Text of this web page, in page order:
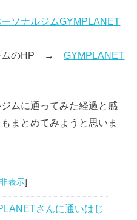
ソナルジムGYMPLANET
ジムのHP →GYMPLANET
ムに通ってみた経過と感
まとめてみようと思いま
非表示]
さんに通いはじ